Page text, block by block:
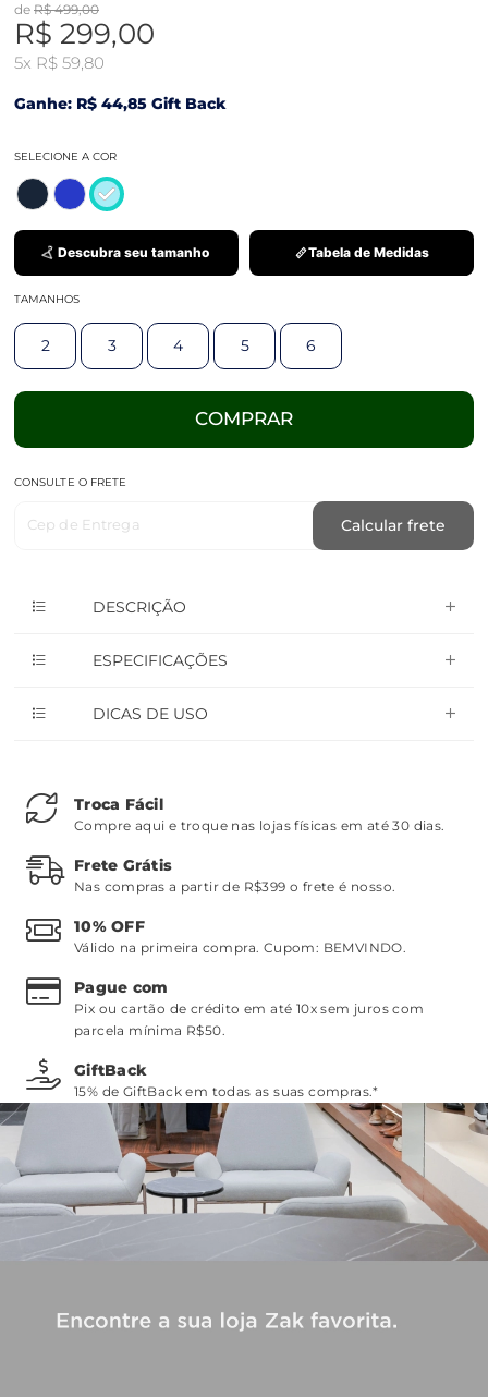
de R$ 499,00
R$ 299,00
5x R$ 59,80
Ganhe: R$ 44,85 Gift Back
SELECIONE A COR
Descubra seu tamanho Tabela de Medidas
TAMANHOS
2 3 4 5 6
COMPRAR
CONSULTE O FRETE
Cep de Entrega Calcular frete
DESCRIÇÃO
ESPECIFICAÇÕES
DICAS DE USO
Troca Fácil
Compre aqui e troque nas lojas físicas em até 30 dias.
Frete Grátis
Nas compras a partir de R$399 o frete é nosso.
10% OFF
Válido na primeira compra. Cupom: BEMVINDO.
Pague com
Pix ou cartão de crédito em até 10x sem juros com
parcela mínima R$50.
GiftBack
15% de GiftBack em todas as suas compras.*